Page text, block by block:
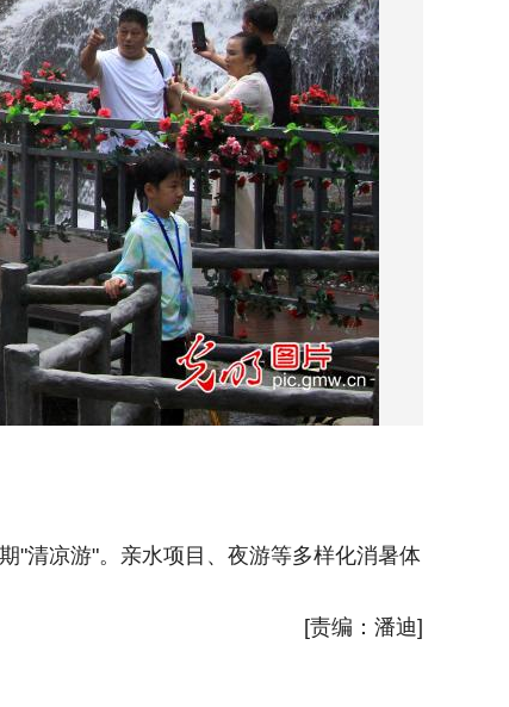
清凉游"。亲水项目、夜游等多样化消暑体
[责编：潘迪]